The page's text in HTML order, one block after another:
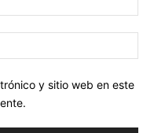
y sitio web en este